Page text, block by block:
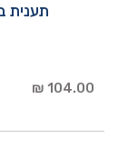
תענית
104.00 ₪